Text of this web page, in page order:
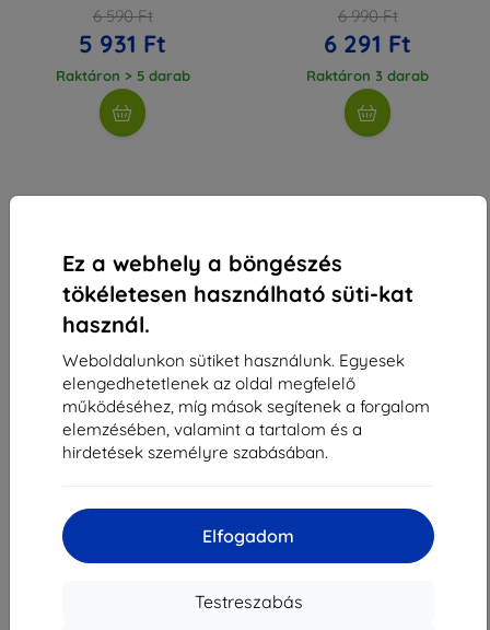
Ez a webhely a böngészés
tökéletesen használható süti-kat
használ.
Weboldalunkon sütiket használunk. Egyesek
elengedhetetlenek az oldal megfelelő
működéséhez, míg mások segítenek a forgalom
elemzésében, valamint a tartalom és a
hirdetések személyre szabásában.
Elfogadom
Testreszabás
6 590 Ft
5 931 Ft
Raktáron > 5 darab
6 990 Ft
6 291 Ft
Raktáron 3 darab
Shield-Sk s.r.o.
Rudolf Mocka utca 3750/2A
Cégjegyzékszám:
ÁFA-azonosító:
SK2023549671